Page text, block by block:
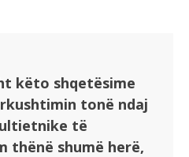
këto shqetësime
tonë ndaj
të
thënë shumë herë,